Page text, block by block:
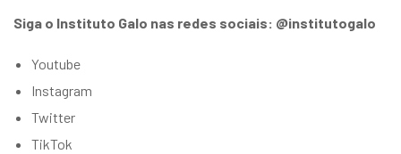
Siga o Instituto Galo nas redes sociais: @institutogalo
Youtube
Instagram
Twitter
TikTok